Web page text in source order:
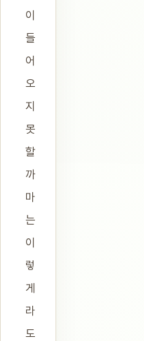
이
들
어
오
지
못
할
까
마
는
이
렇
게
라
도